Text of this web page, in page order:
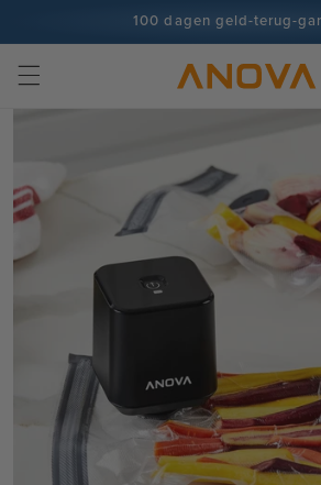
inhoud
100 dagen geld-terug-
100+ miljoen koks en